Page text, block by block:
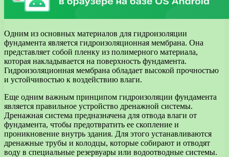
Одним из основных материалов для гидроизоляции
фундамента является гидроизоляционная мембрана. Она
представляет собой пленку из полимерного материала,
которая накладывается на поверхность фундамента.
Гидроизоляционная мембрана обладает высокой прочностью
и устойчивостью к воздействию влаги.
Еще одним важным принципом гидроизоляции фундамента
является правильное устройство дренажной системы.
Дренажная система предназначена для отвода влаги от
фундамента, чтобы предотвратить ее скопление и
проникновение внутрь здания. Для этого устанавливаются
дренажные трубы и колодцы, которые собирают и отводят
воду в специальные резервуары или водоотводные системы.